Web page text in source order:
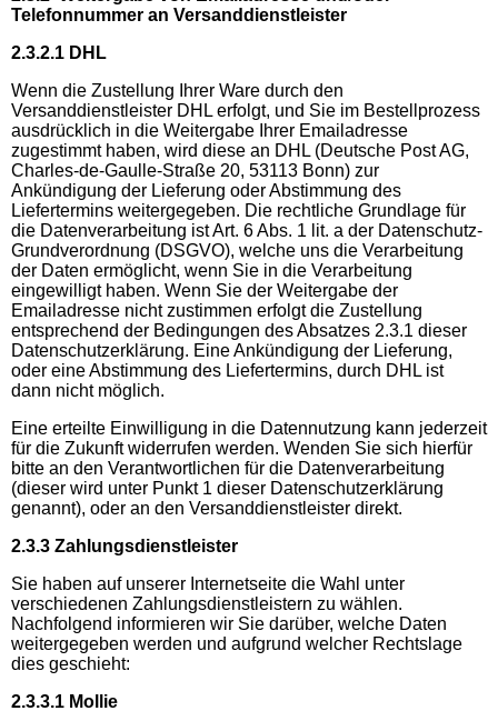
Telefonnummer an Versanddienstleister
2.3.2.1 DHL
Wenn die Zustellung Ihrer Ware durch den
Versanddienstleister DHL erfolgt, und Sie im Bestellprozess
ausdrücklich in die Weitergabe Ihrer Emailadresse
zugestimmt haben, wird diese an DHL (Deutsche Post AG,
Charles-de-Gaulle-Straße 20, 53113 Bonn) zur
Ankündigung der Lieferung oder Abstimmung des
Liefertermins weitergegeben. Die rechtliche Grundlage für
die Datenverarbeitung ist Art. 6 Abs. 1 lit. a der Datenschutz-
Grundverordnung (DSGVO), welche uns die Verarbeitung
der Daten ermöglicht, wenn Sie in die Verarbeitung
eingewilligt haben. Wenn Sie der Weitergabe der
Emailadresse nicht zustimmen erfolgt die Zustellung
entsprechend der Bedingungen des Absatzes 2.3.1 dieser
Datenschutzerklärung. Eine Ankündigung der Lieferung,
oder eine Abstimmung des Liefertermins, durch DHL ist
dann nicht möglich.
Eine erteilte Einwilligung in die Datennutzung kann jederzeit
für die Zukunft widerrufen werden. Wenden Sie sich hierfür
bitte an den Verantwortlichen für die Datenverarbeitung
(dieser wird unter Punkt 1 dieser Datenschutzerklärung
genannt), oder an den Versanddienstleister direkt.
2.3.3 Zahlungsdienstleister
Sie haben auf unserer Internetseite die Wahl unter
verschiedenen Zahlungsdienstleistern zu wählen.
Nachfolgend informieren wir Sie darüber, welche Daten
weitergegeben werden und aufgrund welcher Rechtslage
dies geschieht:
2.3.3.1 Mollie